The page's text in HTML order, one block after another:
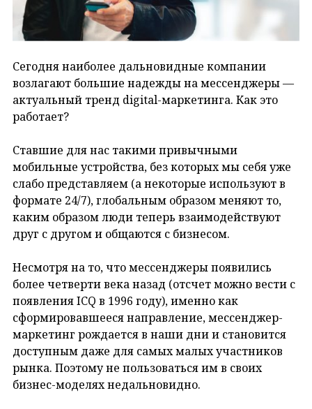
Сегодня наиболее дальновидные компании
возлагают большие надежды на мессенджеры —
актуальный тренд digital-маркетинга. Как это
работает?
Ставшие для нас такими привычными
мобильные устройства, без которых мы себя уже
слабо представляем (а некоторые используют в
формате 24/7), глобальным образом меняют то,
каким образом люди теперь взаимодействуют
друг с другом и общаются с бизнесом.
Несмотря на то, что мессенджеры появились
более четверти века назад (отсчет можно вести с
появления ICQ в 1996 году), именно как
сформировавшееся направление, мессенджер-
маркетинг рождается в наши дни и становится
доступным даже для самых малых участников
рынка. Поэтому не пользоваться им в своих
бизнес-моделях недальновидно.